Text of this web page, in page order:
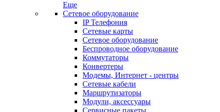
Еще
Сетевое оборудование
IP Телефония
Сетевые карты
Сетевое оборудование
Беспроводное оборудование
Коммутаторы
Конвертеры
Модемы, Интернет - центры
Сетевые кабели
Маршрутизаторы
Модули, аксессуары
Сервисные пакеты